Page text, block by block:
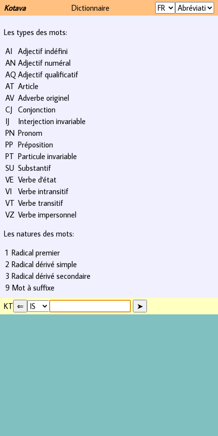
Kotava Dictionnaire
Les types des mots:
AI Adjectif indéfini
AN Adjectif numéral
AQ Adjectif qualificatif
AT Article
AV Adverbe originel
CJ Conjonction
IJ
Interjection invariable
PN Pronom
PP Préposition
PT Particule invariable
SU Substantif
VE Verbe d'état
VI
Verbe intransitif
VT Verbe transitif
VZ Verbe impersonnel
Les natures des mots:
1 Radical premier
2 Radical dérivé simple
3 Radical dérivé secondaire
9 Mot à suffixe
KT